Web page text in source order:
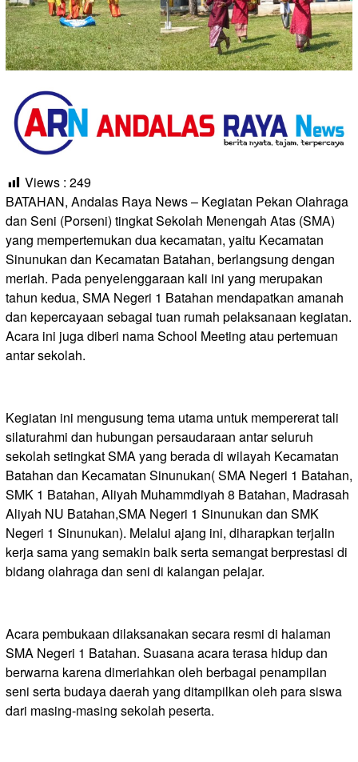
Views : 249
BATAHAN, Andalas Raya News – Kegiatan Pekan Olahraga
dan Seni (Porseni) tingkat Sekolah Menengah Atas (SMA)
yang mempertemukan dua kecamatan, yaitu Kecamatan
Sinunukan dan Kecamatan Batahan, berlangsung dengan
meriah. Pada penyelenggaraan kali ini yang merupakan
tahun kedua, SMA Negeri 1 Batahan mendapatkan amanah
dan kepercayaan sebagai tuan rumah pelaksanaan kegiatan.
Acara ini juga diberi nama School Meeting atau pertemuan
antar sekolah.
Kegiatan ini mengusung tema utama untuk mempererat tali
silaturahmi dan hubungan persaudaraan antar seluruh
sekolah setingkat SMA yang berada di wilayah Kecamatan
Batahan dan Kecamatan Sinunukan( SMA Negeri 1 Batahan,
SMK 1 Batahan, Aliyah Muhammdiyah 8 Batahan, Madrasah
Aliyah NU Batahan,SMA Negeri 1 Sinunukan dan SMK
Negeri 1 Sinunukan). Melalui ajang ini, diharapkan terjalin
kerja sama yang semakin baik serta semangat berprestasi di
bidang olahraga dan seni di kalangan pelajar.
Acara pembukaan dilaksanakan secara resmi di halaman
SMA Negeri 1 Batahan. Suasana acara terasa hidup dan
berwarna karena dimeriahkan oleh berbagai penampilan
seni serta budaya daerah yang ditampilkan oleh para siswa
dari masing-masing sekolah peserta.